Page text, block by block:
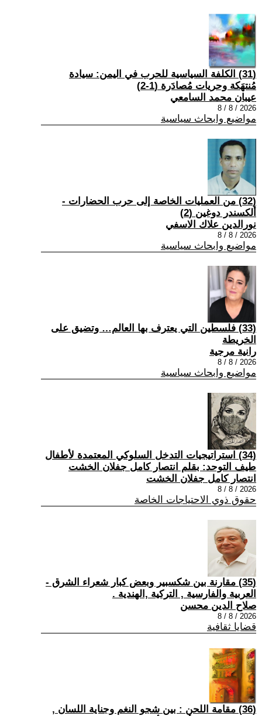
(31) الكلفة السياسية للحرب في اليمن: سيادة
مُنتهَكة وحريات مُصادَرة (1-2)
عيبان محمد السامعي
2026 / 8 / 8
مواضيع وابحاث سياسية
(32) من العمليات الخاصة إلى حرب الحضارات -
ألكسندر دوغين (2)
نورالدين علاك الاسفي
2026 / 8 / 8
مواضيع وابحاث سياسية
(33) فلسطين التي يعترف بها العالم… وتضيق على
الخريطة
رانية مرجية
2026 / 8 / 8
مواضيع وابحاث سياسية
(34) استراتيجيات التدخل السلوكي المعتمدة لأطفال
طيف التوحد: بقلم انتصار كامل جفلان الخشت
انتصار كامل جفلان الخشت
2026 / 8 / 8
حقوق ذوي الاحتياجات الخاصة
(35) مقارنة بين شكسبير وبعض كبار شعراء الشرق -
العربية والفارسية , التركية ,الهندية .
صلاح الدين محسن
2026 / 8 / 8
قضايا ثقافية
(36) مقامة اللحن : بين شجو النغم وجناية اللسان ,